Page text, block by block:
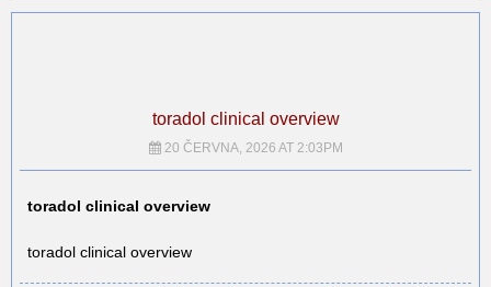
toradol clinical overview
20 ČERVNA, 2026 AT 2:03PM
toradol clinical overview
toradol clinical overview